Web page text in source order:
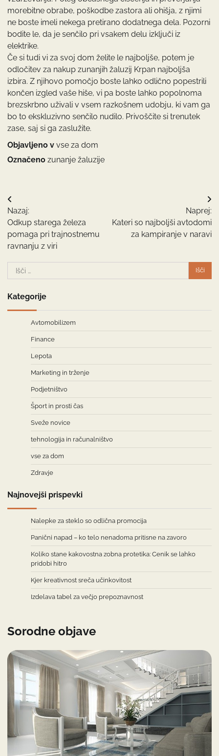
morebitne obrabe, poškodbe zastora ali ohišja, z njimi
ne boste imeli nekega pretirano dodatnega dela. Pozorni
bodite le, da je senčilo pri vsakem delu izključi iz
elektrike.
Če si tudi vi za svoj dom želite le najboljše, potem je
odločitev za nakup zunanjih žaluzij Krpan najboljša
izbira. Z njihovo pomočjo boste lahko odlično popestrili
končen izgled vaše hiše, vi pa boste lahko popolnoma
brezskrbno uživali v vsem razkošnem udobju, ki vam ga
bo to ekskluzivno senčilo nudilo. Privoščite si trenutek
zase, saj si ga zaslužite.
Objavljeno v vse za dom
Označeno zunanje žaluzije
Navigacija
prispevka
Nazaj:
Odkup starega železa
pomaga pri trajnostnemu
ravnanju z viri
Naprej:
Kateri so najboljši avtodomi
za kampiranje v naravi
Išči:
Kategorije
Avtomobilizem
Finance
Lepota
Marketing in trženje
Podjetništvo
Šport in prosti čas
Sveže novice
tehnologija in računalništvo
vse za dom
Zdravje
Najnovejši prispevki
Nalepke za steklo so odlična promocija
Panični napad – ko telo nenadoma pritisne na zavoro
Koliko stane kakovostna zobna protetika: Cenik se lahko
pridobi hitro
Kjer kreativnost sreča učinkovitost
Izdelava tabel za večjo prepoznavnost
Sorodne objave